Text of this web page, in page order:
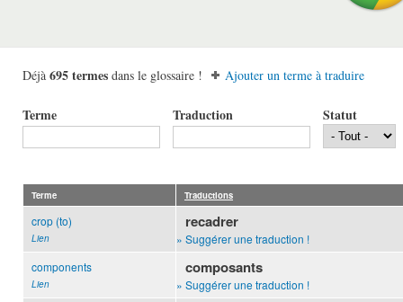
Déjà 695 termes dans le glossaire ! Ajouter un terme à traduire
Terme Traduction Statut
Terme Traductions
crop (to)
Lien
recadrer
» Suggérer une traduction !
components
Lien
composants
» Suggérer une traduction !